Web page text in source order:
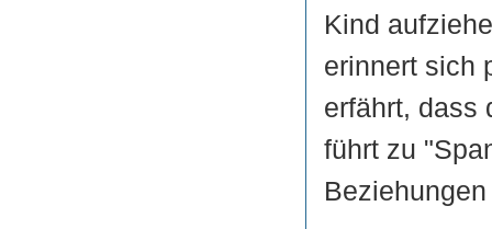
Kind
erinnert sich
erfährt, dass
führt zu